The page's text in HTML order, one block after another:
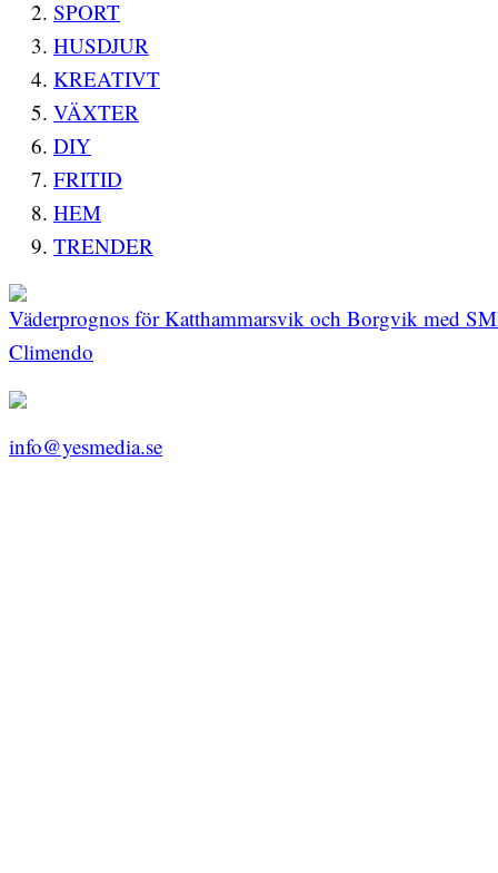
SPORT
HUSDJUR
KREATIVT
VÄXTER
DIY
FRITID
HEM
TRENDER
Väderprognos för Katthammarsvik och Borgvik med
Climendo
info@yesmedia.se